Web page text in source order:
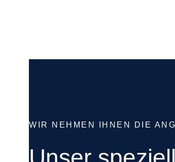
WIR NEHMEN IHNEN DIE